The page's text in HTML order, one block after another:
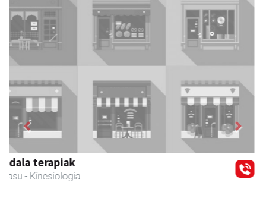
CESA Formazio Zentroa
Urnieta - Ikasketak
Previous Next